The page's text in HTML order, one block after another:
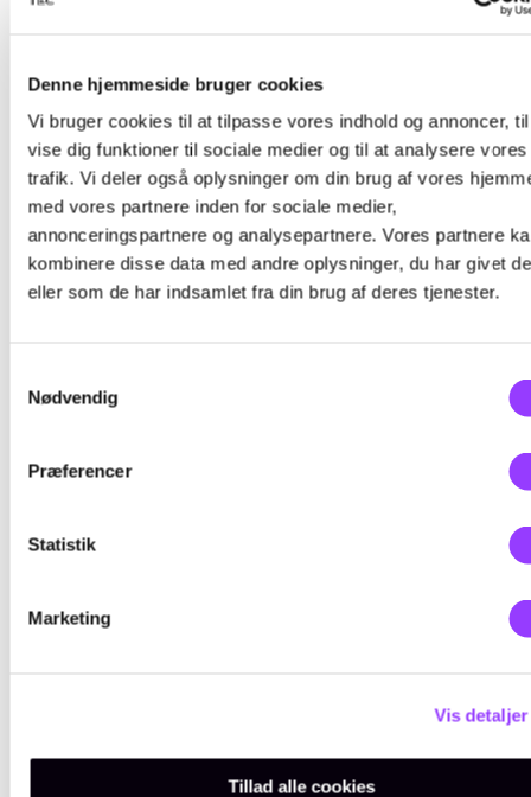
Denne hjemmeside bruger cookies
Vi bruger cookies til at tilpasse vores indhold og annoncer,
vise dig funktioner til sociale medier og til at analysere vores
trafik. Vi deler også oplysninger om din brug af vores
med vores partnere inden for sociale medier,
annonceringspartnere og analysepartnere. Vores partnere
kombinere disse data med andre oplysninger, du har givet
eller som de har indsamlet fra din brug af deres tjenester.
Nødvendig
Præferencer
Statistik
Marketing
Vis detaljer
Tillad alle cookies
methods and work routines when working
with cloths, mop yarns, tools, cleaning
trolleys and machines.
You can choose suitable equipment and
methods for different cleaning tasks and
use the equipment safely and correctly.
Fag til kurset
metoder
Skolefagkode
Kursus-